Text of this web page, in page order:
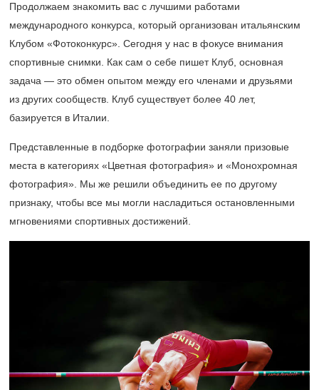
Продолжаем знакомить вас с лучшими работами
международного конкурса, который организован итальянским
Клубом «Фотоконкурс». Сегодня у нас в фокусе внимания
спортивные снимки. Как сам о себе пишет Клуб, основная
задача — это обмен опытом между его членами и друзьями
из других сообществ. Клуб существует более 40 лет,
базируется в Италии.
Представленные в подборке фотографии заняли призовые
места в категориях «Цветная фотография» и «Монохромная
фотография». Мы же решили объединить ее по другому
признаку, чтобы все мы могли насладиться остановленными
мгновениями спортивных достижений.